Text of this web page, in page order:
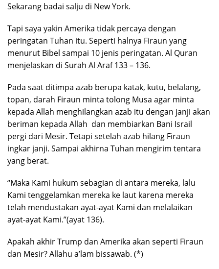
Sekarang badai salju di New York.
Tapi saya yakin Amerika tidak percaya dengan
peringatan Tuhan itu. Seperti halnya Firaun yang
menurut Bibel sampai 10 jenis peringatan. Al Quran
menjelaskan di Surah Al Araf 133 – 136.
Pada saat ditimpa azab berupa katak, kutu, belalang,
topan, darah Firaun minta tolong Musa agar minta
kepada Allah menghilangkan azab itu dengan janji akan
beriman kepada Allah dan membiarkan Bani Israil
pergi dari Mesir. Tetapi setelah azab hilang Firaun
ingkar janji. Sampai akhirna Tuhan mengirim tentara
yang berat.
“Maka Kami hukum sebagian di antara mereka, lalu
Kami tenggelamkan mereka ke laut karena mereka
telah mendustakan ayat-ayat Kami dan melalaikan
ayat-ayat Kami.”(ayat 136).
Apakah akhir Trump dan Amerika akan seperti Firaun
dan Mesir? Allahu a’lam bissawab. (*)